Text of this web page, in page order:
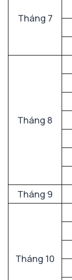
Tháng 7
Tháng 8
Tháng 9
Tháng 10